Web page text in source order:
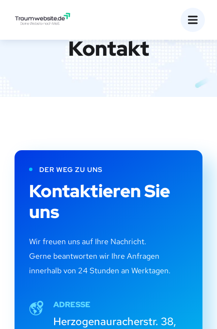
Kontakt
DER WEG ZU UNS
Kontaktieren Sie
uns
Wir freuen uns auf Ihre Nachricht.
Gerne beantworten wir Ihre Anfragen
innerhalb von 24 Stunden an Werktagen.
ADRESSE
Herzogenauracherstr. 38,